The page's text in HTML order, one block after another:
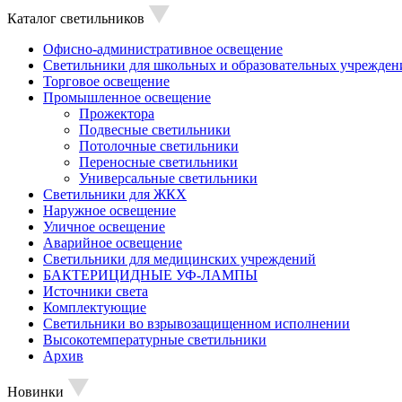
Каталог светильников
Офисно-административное освещение
Светильники для школьных и образовательных
Торговое освещение
Промышленное освещение
Прожектора
Подвесные светильники
Потолочные светильники
Переносные светильники
Универсальные светильники
Светильники для ЖКХ
Наружное освещение
Уличное освещение
Аварийное освещение
Светильники для медицинских учреждений
БАКТЕРИЦИДНЫЕ УФ-ЛАМПЫ
Источники света
Комплектующие
Светильники во взрывозащищенном исполнении
Высокотемпературные светильники
Архив
Новинки